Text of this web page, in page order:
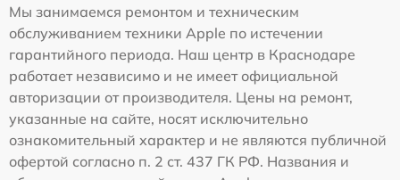
Мы занимаемся ремонтом и техническим
обслуживанием техники Apple по истечении
гарантийного периода. Наш центр в Краснодаре
работает независимо и не имеет официальной
авторизации от производителя. Цены на ремонт,
указанные на сайте, носят исключительно
ознакомительный характер и не являются публичной
офертой согласно п. 2 ст. 437 ГК РФ. Названия и